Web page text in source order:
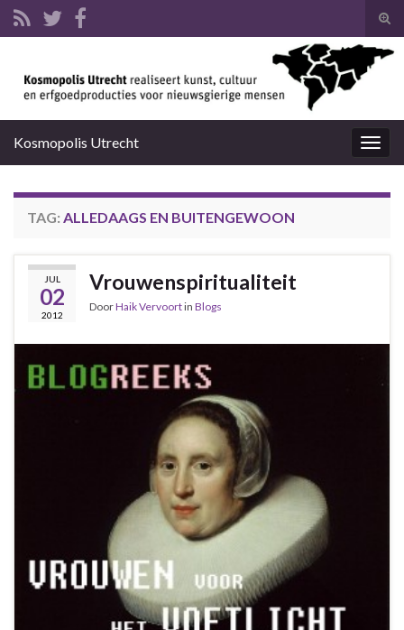
Kosmopolis Utrecht
TAG: ALLEDAAGS EN BUITENGEWOON
JUL
02
2012
Vrouwenspiritualiteit
DoorHaik Vervoortin Blogs